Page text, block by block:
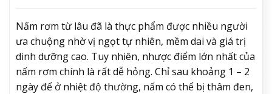
Nấm rơm từ lâu đã là thực phẩm được nhiều người
ưa chuộng nhờ vị ngọt tự nhiên, mềm dai và giá trị
dinh dưỡng cao. Tuy nhiên, nhược điểm lớn nhất của
nấm rơm chính là rất dễ hỏng. Chỉ sau khoảng 1 – 2
ngày để ở nhiệt độ thường, nấm có thể bị thâm đen,